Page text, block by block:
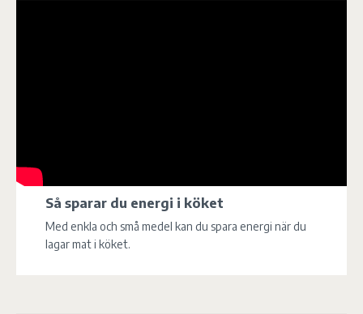
Så sparar du energi i köket
Med enkla och små medel kan du spara energi när du
lagar mat i köket.